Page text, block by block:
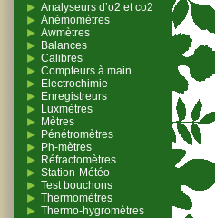
Analyseurs d’o2 et co2
Anémomètres
Awmètres
Balances
Calibres
Compteurs à main
Electrochimie
Enregistreurs
Luxmètres
Mètres
Pénétromètres
Ph-mètres
Réfractomètres
Station-Météo
Test bouchons
Thermomètres
Thermo-hygromètres